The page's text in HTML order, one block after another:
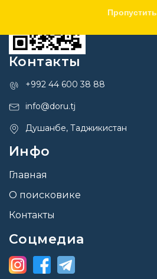
Пропустить
Контакты
+992 44 600 38 88
info@doru.tj
Душанбе, Таджикистан
Инфо
Главная
О поисковике
Контакты
Соцмедиа